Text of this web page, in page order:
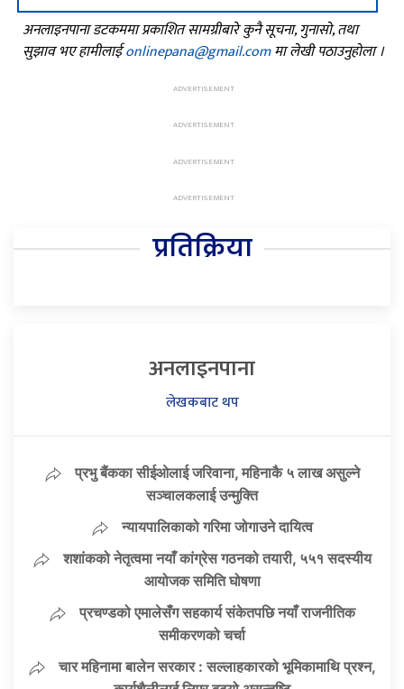
अनलाइनपाना डटकममा प्रकाशित सामग्रीबारे कुनै सूचना, गुनासो, तथा
सुझाव भए हामीलाईonlinepana@gmail.comमा लेखी पठाउनुहोला ।
प्रतिक्रिया
अनलाइनपाना
लेखकबाट थप
प्रभु बैंकका सीईओलाई जरिवाना, महिनाकै ५ लाख असुल्ने
सञ्चालकलाई उन्मुक्ति
न्यायपालिकाको गरिमा जोगाउने दायित्व
शशांकको नेतृत्वमा नयाँ कांग्रेस गठनको तयारी, ५५१ सदस्यीय
आयोजक समिति घोषणा
प्रचण्डको एमालेसँग सहकार्य संकेतपछि नयाँ राजनीतिक
समीकरणको चर्चा
चार महिनामा बालेन सरकार : सल्लाहकारको भूमिकामाथि प्रश्न,